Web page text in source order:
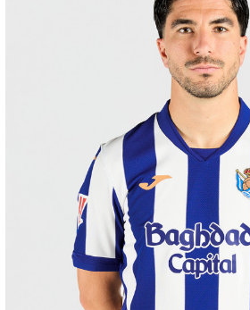
HERRERA
12